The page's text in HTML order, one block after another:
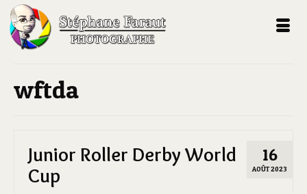
wftda
16
AOÛT 2023
Junior Roller Derby World
Cup